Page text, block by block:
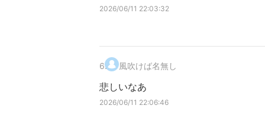
2026/06/11 22:03:32
6. 風吹けば名無し
悲しいなあ
2026/06/11 22:06:46